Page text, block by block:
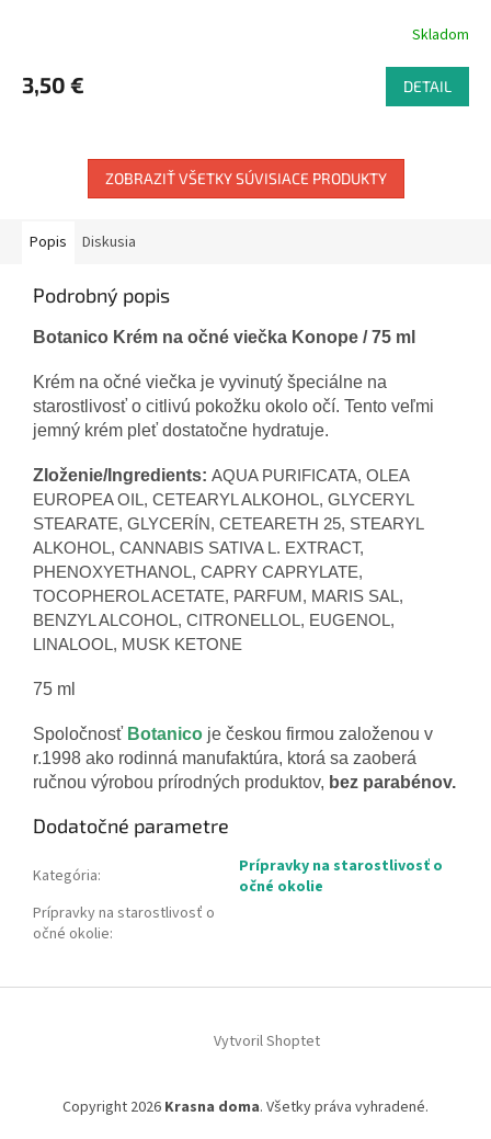
Skladom
3,50 € DETAIL
ZOBRAZIŤ VŠETKY SÚVISIACE PRODUKTY
Popis Diskusia
Podrobný popis
Botanico Krém na očné viečka Konope / 75 ml
Krém na očné viečka je vyvinutý špeciálne na
starostlivosť o citlivú pokožku okolo očí. Tento veľmi
jemný krém pleť dostatočne hydratuje.
Zloženie/Ingredients: AQUA PURIFICATA, OLEA
EUROPEA OIL, CETEARYL ALKOHOL, GLYCERYL
STEARATE, GLYCERÍN, CETEARETH 25, STEARYL
ALKOHOL, CANNABIS SATIVA L. EXTRACT,
PHENOXYETHANOL, CAPRY CAPRYLATE,
TOCOPHEROL ACETATE, PARFUM, MARIS SAL,
BENZYL ALCOHOL, CITRONELLOL, EUGENOL,
LINALOOL, MUSK KETONE
75 ml
Spoločnosť Botanico je českou firmou založenou v
r.1998 ako rodinná manufaktúra, ktorá sa zaoberá
ručnou výrobou prírodných produktov, bez parabénov.
Dodatočné parametre
Kategória:
Prípravky na starostlivosť o
očné okolie
Prípravky na starostlivosť o
očné okolie:
Vytvoril Shoptet
Copyright 2026 Krasna doma. Všetky práva vyhradené.